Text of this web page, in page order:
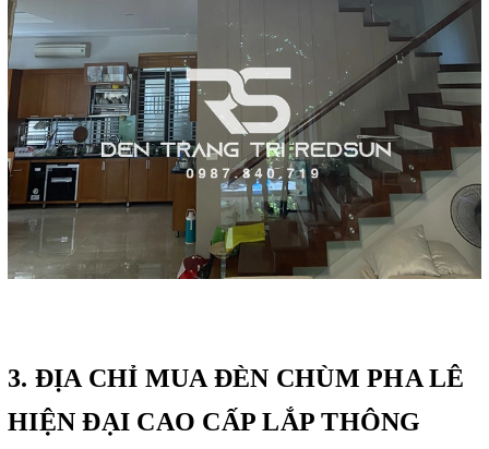
3. ĐỊA CHỈ MUA ĐÈN CHÙM PHA LÊ
HIỆN ĐẠI CAO CẤP LẮP THÔNG